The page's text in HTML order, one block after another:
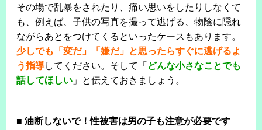
その場で乱暴をされたり、痛い思いをしたりしなくて
も、例えば、子供の写真を撮って逃げる、物陰に隠れ
ながらあとをつけてくるといったケースもあります。
少しでも「変だ」「嫌だ」と思ったらすぐに逃げるよ
う指導してください。そして「 どんな小さなことでも
話してほしい 」と伝えておきましょう。
■油断しないで！性被害は男の子も注意が必要です